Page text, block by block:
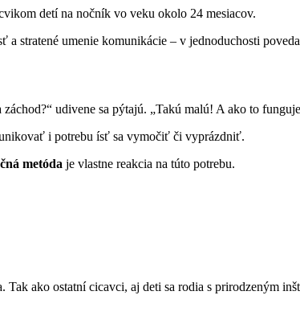
detí na nočník vo veku okolo 24 mesiacov.
a stratené umenie komunikácie – v jednoduchosti
udivene sa pýtajú. „Takú malú! A ako to
i potrebu ísť sa vymočiť či vyprázdniť.
metóda je vlastne reakcia na túto potrebu.
ako ostatní cicavci, aj deti sa rodia s prirodzeným